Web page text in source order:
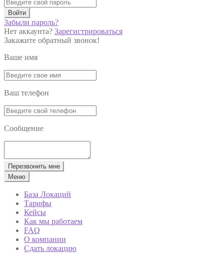
Войти
Забыли пароль?
Нет аккаунта? Зарегистрироваться
Закажите обратный звонок!
Ваше имя
Ваш телефон
Сообщение
Перезвонить мне
Меню
База Локаций
Тарифы
Кейсы
Как мы работаем
FAQ
О компании
Сдать локацию